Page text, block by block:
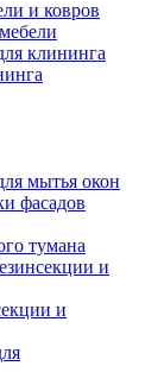
и ковров
клининга
мытья окон
фасадов
тумана
и
и